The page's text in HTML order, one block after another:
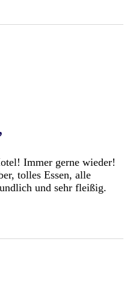
Immer gerne wieder!
tolles Essen, alle
und sehr fleißig.